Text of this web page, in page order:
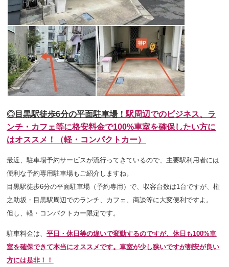
◎目黒駅徒歩6分の平面駐車場！駅周辺でのビジネス、ラ
ンチ・カフェ等に格安料金で100%車室を確保したい方に
はオススメ！（軽・コンパクトカー）
最近、駐車場予約サービスが流行ってきているので、主要駅利用者には
便利な予約専用駐車場もご紹介しますね。
目黒駅徒歩6分の平面駐車場（予約専用）で、収容台数は1台ですが、権
之助坂・目黒駅周辺でのランチ、カフェ、商談等に大変便利ですよ。
但し、軽・コンパクトカー限定です。
駐車料金は、平日・休日等の違いで変動するのですが、休日も100%車
室を確保できて本当にオススメです。車室が少し狭いですが割安が良い
方には是非！！